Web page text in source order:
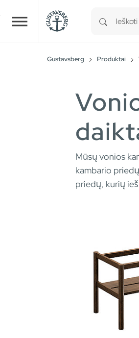
Skip to main content
Type
Gustavsberg Produktai
Mūsų vonios
kambario
priedų, kurių